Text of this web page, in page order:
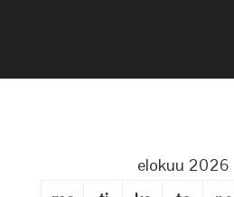
elokuu 2026